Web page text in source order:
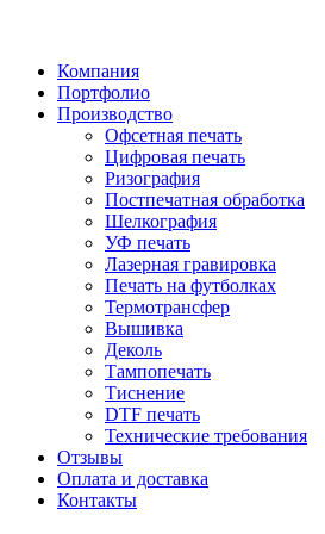
Компания
Портфолио
Производство
Офсетная печать
Цифровая печать
Ризография
Постпечатная обработка
Шелкография
УФ печать
Лазерная гравировка
Печать на футболках
Термотрансфер
Вышивка
Деколь
Тампопечать
Тиснение
DTF печать
Технические требования
Отзывы
Оплата и доставка
Контакты